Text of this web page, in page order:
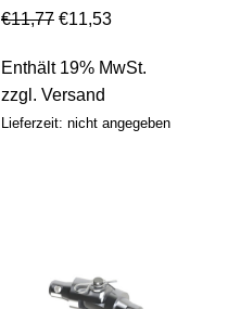
€11,77 €11,53
Enthält 19% MwSt.
zzgl. Versand
Lieferzeit: nicht angegeben